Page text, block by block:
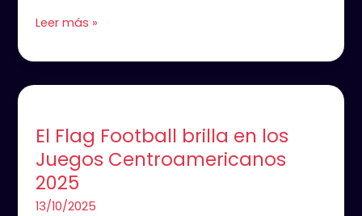
Leer más »
El Flag Football brilla en los
Juegos Centroamericanos
2025
13/10/2025
Football
brilla
en
los